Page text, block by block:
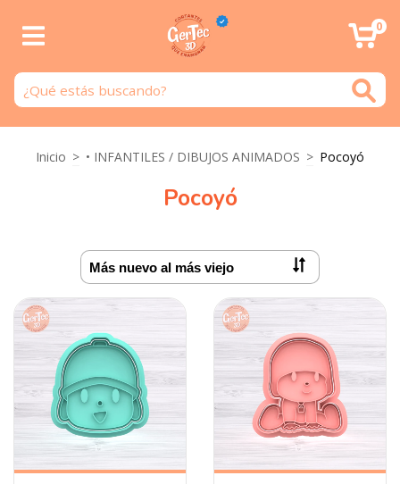
0
Inicio > • INFANTILES / DIBUJOS ANIMADOS > Pocoyó
Pocoyó